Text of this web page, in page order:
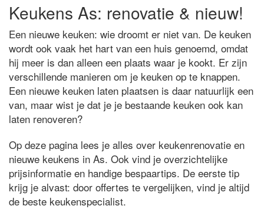
Keukens As: renovatie & nieuw!
Een nieuwe keuken: wie droomt er niet van. De keuken
wordt ook vaak het hart van een huis genoemd, omdat
hij meer is dan alleen een plaats waar je kookt. Er zijn
verschillende manieren om je keuken op te knappen.
Een nieuwe keuken laten plaatsen is daar natuurlijk een
van, maar wist je dat je je bestaande keuken ook kan
laten renoveren?
Op deze pagina lees je alles over keukenrenovatie en
nieuwe keukens in As. Ook vind je overzichtelijke
prijsinformatie en handige bespaartips. De eerste tip
krijg je alvast: door offertes te vergelijken, vind je altijd
de beste keukenspecialist.